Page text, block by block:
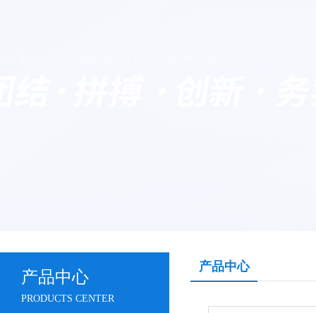
产品中心
PRODUCTS CENTER
产品中心